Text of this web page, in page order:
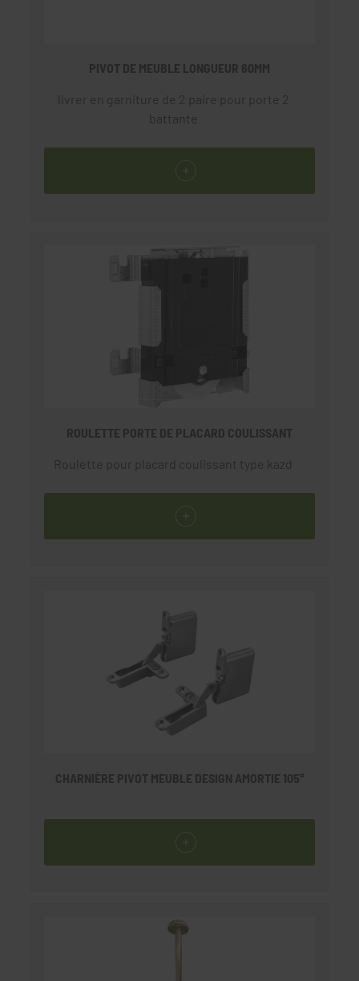
PIVOT DE MEUBLE LONGUEUR 60MM
livrer en garniture de 2 paire pour porte 2
battante
ROULETTE PORTE DE PLACARD COULISSANT
Roulette pour placard coulissant type kazd
CHARNIÈRE PIVOT MEUBLE DESIGN AMORTIE 105°